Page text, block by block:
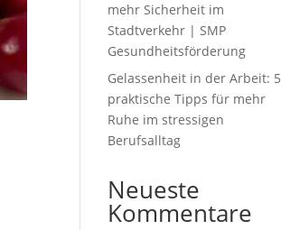
mehr Sicherheit im
Stadtverkehr | SMP
Gesundheitsförderung
Gelassenheit in der Arbeit: 5
praktische Tipps für mehr
Ruhe im stressigen
Berufsalltag
Neueste
Kommentare